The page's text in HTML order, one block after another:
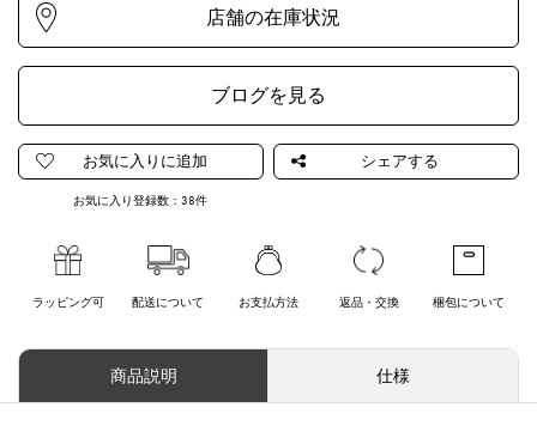
ブログを見る
お気に入り登録数：38件
ラッピング可 配送について お支払方法 返品・交換 梱包について
商品説明 仕様